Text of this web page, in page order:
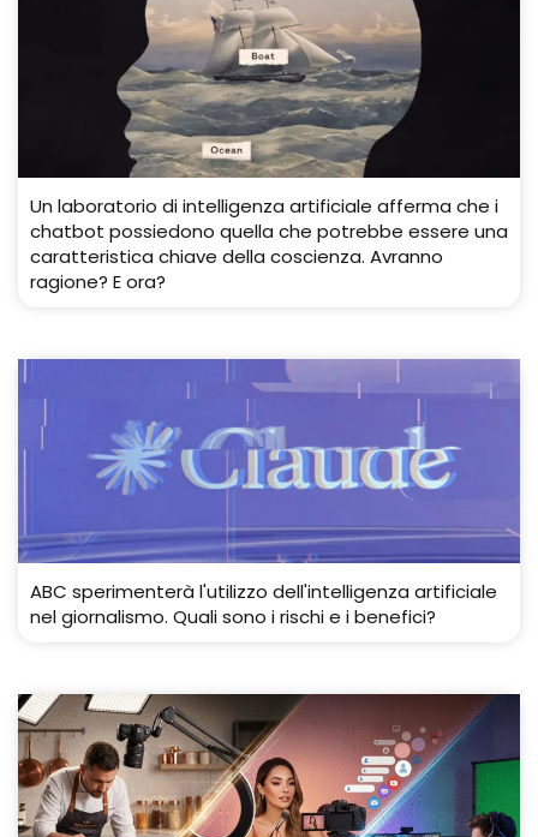
Un laboratorio di intelligenza artificiale afferma che i
chatbot possiedono quella che potrebbe essere una
caratteristica chiave della coscienza. Avranno
ragione? E ora?
ABC sperimenterà l'utilizzo dell'intelligenza artificiale
nel giornalismo. Quali sono i rischi e i benefici?